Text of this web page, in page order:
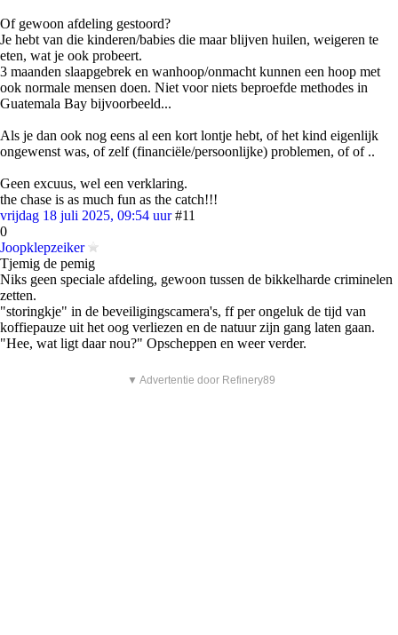
Of gewoon afdeling gestoord?
Je hebt van die kinderen/babies die maar blijven huilen, weigeren te
eten, wat je ook probeert.
3 maanden slaapgebrek en wanhoop/onmacht kunnen een hoop met
ook normale mensen doen. Niet voor niets beproefde methodes in
Guatemala Bay bijvoorbeeld...
Als je dan ook nog eens al een kort lontje hebt, of het kind eigenlijk
ongewenst was, of zelf (financiële/persoonlijke) problemen, of of ..
Geen excuus, wel een verklaring.
the chase is as much fun as the catch!!!
vrijdag 18 juli 2025, 09:54 uur #11
0
Joopklepzeiker
Tjemig de pemig
Niks geen speciale afdeling, gewoon tussen de bikkelharde criminelen
zetten.
"storingkje" in de beveiligingscamera's, ff per ongeluk de tijd van
koffiepauze uit het oog verliezen en de natuur zijn gang laten gaan.
"Hee, wat ligt daar nou?" Opscheppen en weer verder.
▼ Advertentie door Refinery89